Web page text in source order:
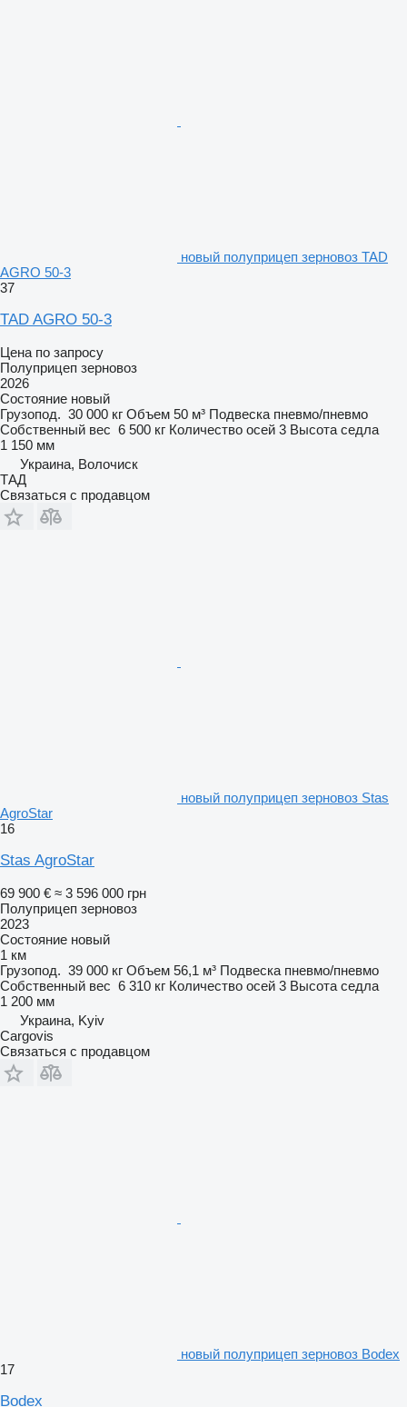
новый полуприцеп зерновоз TAD
AGRO 50-3
37
TAD AGRO 50-3
Цена по запросу
Полуприцеп зерновоз
2026
Состояние новый
Грузопод. 30 000 кг Объем 50 м³ Подвеска пневмо/пневмо
Собственный вес 6 500 кг Количество осей 3 Высота седла
1 150 мм
Украина, Волочиск
ТАД
Связаться с продавцом
новый полуприцеп зерновоз Stas
AgroStar
16
Stas AgroStar
69 900 € ≈ 3 596 000 грн
Полуприцеп зерновоз
2023
Состояние новый
1 км
Грузопод. 39 000 кг Объем 56,1 м³ Подвеска пневмо/пневмо
Собственный вес 6 310 кг Количество осей 3 Высота седла
1 200 мм
Украина, Kyiv
Cargovis
Связаться с продавцом
новый полуприцеп зерновоз Bodex
17
Bodex